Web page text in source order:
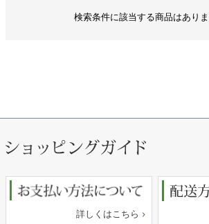
検索条件に該当する商品はありま
詳しくはこちら